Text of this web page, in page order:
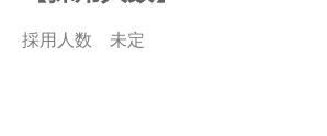
採用人数 未定